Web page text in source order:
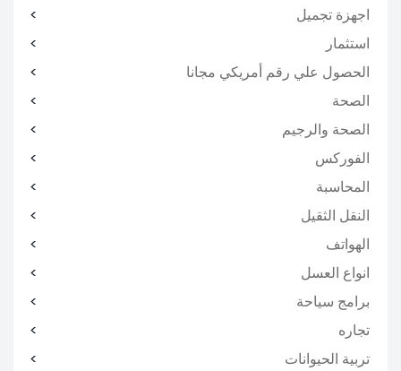
اجهزة تجميل
استثمار
الحصول علي رقم أمريكي مجانا
الصحة
الصحة والرجيم
الفوركس
المحاسبة
النقل الثقيل
الهواتف
انواع العسل
برامج سياحة
تجاره
تربية الحيوانات